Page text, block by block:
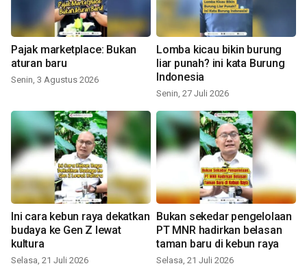
Pajak marketplace: Bukan
aturan baru
Senin, 3 Agustus 2026
Lomba kicau bikin burung
liar punah? ini kata Burung
Indonesia
Senin, 27 Juli 2026
Ini cara kebun raya dekatkan
budaya ke Gen Z lewat
kultura
Selasa, 21 Juli 2026
Bukan sekedar pengelolaan
PT MNR hadirkan belasan
taman baru di kebun raya
Selasa, 21 Juli 2026